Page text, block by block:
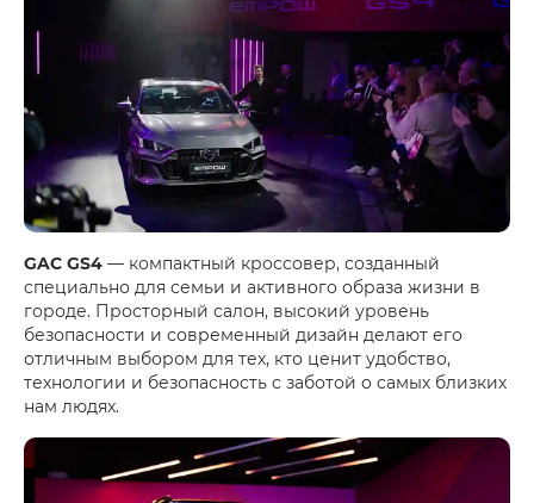
GAC GS4 — компактный кроссовер, созданный
специально для семьи и активного образа жизни в
городе. Просторный салон, высокий уровень
безопасности и современный дизайн делают его
отличным выбором для тех, кто ценит удобство,
технологии и безопасность с заботой о самых близких
нам людях.